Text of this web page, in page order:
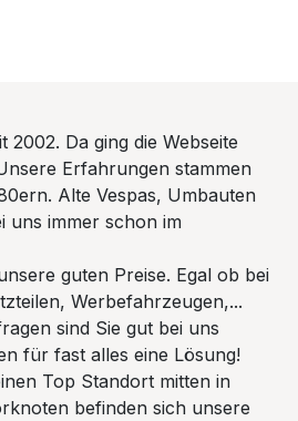
2002. Da ging die Webseite
Erfahrungen stammen
Alte Vespas, Umbauten
uns immer schon im
guten Preise. Egal ob bei
Werbefahrzeugen,...
sind Sie gut bei uns
für fast alles eine Lösung!
Top Standort mitten in
befinden sich unsere